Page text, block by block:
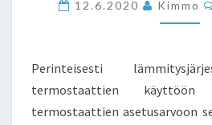
12.6.2020 Kimmo
Perinteisesti
termostaattien
termostaattien asetusarvoon